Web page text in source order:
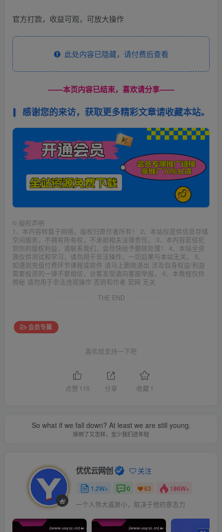
官方打款，收益可观，可放大操作
此处内容已隐藏，请付费后查看
------本页内容已结束，喜欢请分享------
感谢您的来访，获取更多精彩文章请收藏本站。
© 版权声明
1、本内容转载于网络，版权归原作者所有！ 2、本站仅提供信息存储
空间服务，不拥有所有权，不承担相关法律责任。 3、本内容若侵犯
到你的版权利益，请联系我们，会尽快给予删除处理！ 4、本站全资
源仅供测试和学习，请勿用于非法操作，一切后果与本站无关。 5、
如遇到充值付费环节课程或软件 请马上删除退出 涉及自身权益/利益
需要投资的一律不要相信，访客发现请向客服举报。 6、本教程仅供
揭秘 请勿用于非法违规操作 否则和作者 官网 无关
THE END
会员专属
喜欢就支持一下吧
点赞 115 分享 收藏 1
So what if we fall down? At least we are still young.
摔倒了又怎样，至少我们还年轻
优优云网创 关注
1.2W+ 0 63 186W+
一个人伟大或渺小，取决于他的意志力